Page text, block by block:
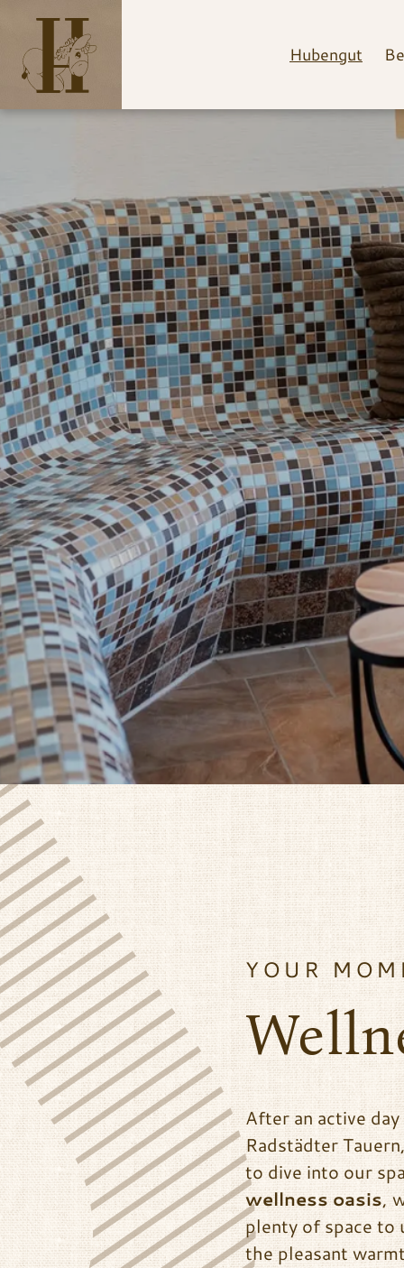
Hubengut
YOUR
After an active
Radstädter
to dive into our
wellness oasis,
plenty of space to
the pleasant